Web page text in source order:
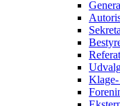
Klage-